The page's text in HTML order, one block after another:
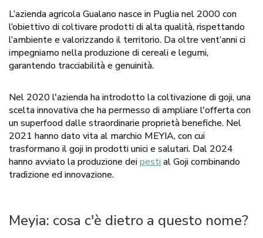
L’azienda agricola Gualano nasce in Puglia nel 2000 con
l’obiettivo di coltivare prodotti di alta qualità, rispettando
l’ambiente e valorizzando il territorio. Da oltre vent’anni ci
impegniamo nella produzione di cereali e legumi,
garantendo tracciabilità e genuinità.
Nel 2020 l'azienda ha introdotto la coltivazione di goji, una
scelta innovativa che ha permesso di ampliare l'offerta con
un superfood dalle straordinarie proprietà benefiche. Nel
2021 hanno dato vita al marchio MEYIA, con cui
trasformano il goji in prodotti unici e salutari. Dal 2024
hanno avviato la produzione deipesti al Goji combinando
tradizione ed innovazione.
Meyia: cosa c'è dietro a questo nome?